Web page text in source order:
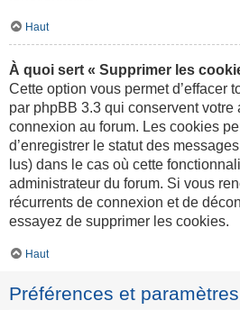
Haut
À quoi sert « Supprimer les
Cette option vous permet d’effacer
par phpBB 3.3 qui conservent votre
connexion au forum. Les cookies
d’enregistrer le statut des
lus) dans le cas où cette
administrateur du forum. Si vous
récurrents de connexion et de
essayez de supprimer les cookies.
Haut
Préférences et